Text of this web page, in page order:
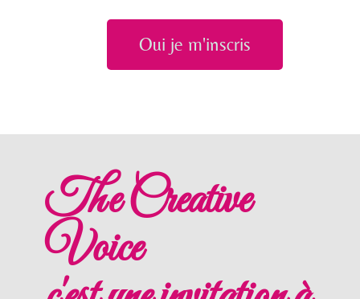
Oui je m'inscris
The Creative
Voice